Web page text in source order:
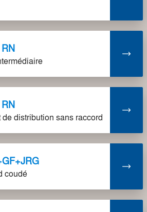
RN
RN
distribution sans raccord
coudé